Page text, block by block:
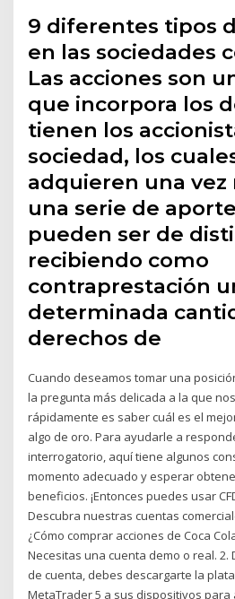
9 diferentes tipos
en las sociedades
Las acciones son
que incorpora los
tienen los
sociedad, los
adquieren una vez
una serie de
pueden ser de
recibiendo como
contraprestación
determinada
derechos de
Cuando deseamos tomar una
la pregunta más delicada a la que
rápidamente es saber cuál es el
algo de oro. Para ayudarle a
interrogatorio, aquí tiene algunos
momento adecuado y esperar
beneficios. ¡Entonces puedes usar
Descubra nuestras cuentas
¿Cómo comprar acciones de Coca
Necesitas una cuenta demo o real.
de cuenta, debes descargarte la
MetaTrader 5 a sus dispositivos para